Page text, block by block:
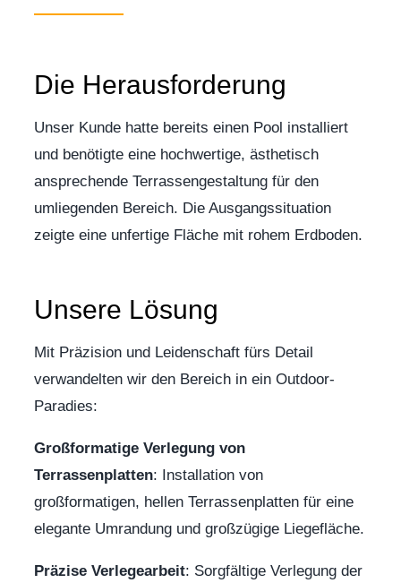
Die Herausforderung
Unser Kunde hatte bereits einen Pool installiert
und benötigte eine hochwertige, ästhetisch
ansprechende Terrassengestaltung für den
umliegenden Bereich. Die Ausgangssituation
zeigte eine unfertige Fläche mit rohem Erdboden.
Unsere Lösung
Mit Präzision und Leidenschaft fürs Detail
verwandelten wir den Bereich in ein Outdoor-
Paradies:
Großformatige Verlegung von
Terrassenplatten: Installation von
großformatigen, hellen Terrassenplatten für eine
elegante Umrandung und großzügige Liegefläche.
Präzise Verlegearbeit: Sorgfältige Verlegung der